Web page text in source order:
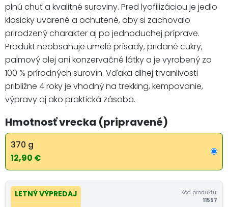
plnú chuť a kvalitné suroviny. Pred lyofilizáciou je jedlo
klasicky uvarené a ochutené, aby si zachovalo
prirodzený charakter aj po jednoduchej príprave.
Produkt neobsahuje umelé prísady, pridané cukry,
palmový olej ani konzervačné látky a je vyrobený zo
100 % prírodných surovín. Vďaka dlhej trvanlivosti
približne 4 roky je vhodný na trekking, kempovanie,
výpravy aj ako praktická zásoba.
Hmotnosť vrecka (pripravené)
370 g
12,90 €
LETNÝ VÝPREDAJ
Kód produktu:
11557